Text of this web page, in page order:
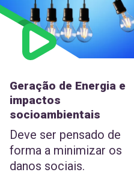
Geração de Energia e
impactos
socioambientais
Deve ser pensado de
forma a minimizar os
danos sociais.